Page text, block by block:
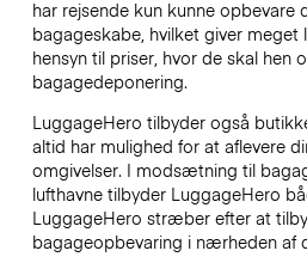
har rejsende kun kunne opbevare
bagageskabe, hvilket giver meget
hensyn til priser, hvor de skal hen
bagagedeponering.
LuggageHero tilbyder også
altid har mulighed for at aflevere
omgivelser. I modsætning til
lufthavne tilbyder LuggageHero
LuggageHero stræber efter at
bagageopbevaring i nærheden af